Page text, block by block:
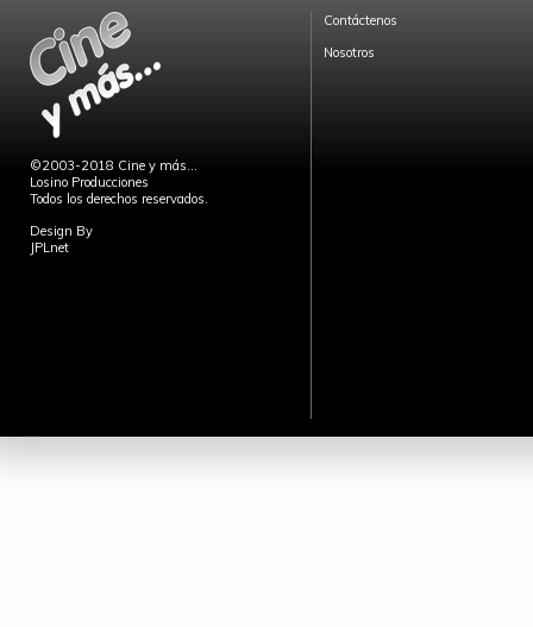
©2003-2018 Cine y más...
Losino Producciones
Todos los derechos reservados.
Design By
JPLnet
Contáctenos
Nosotros